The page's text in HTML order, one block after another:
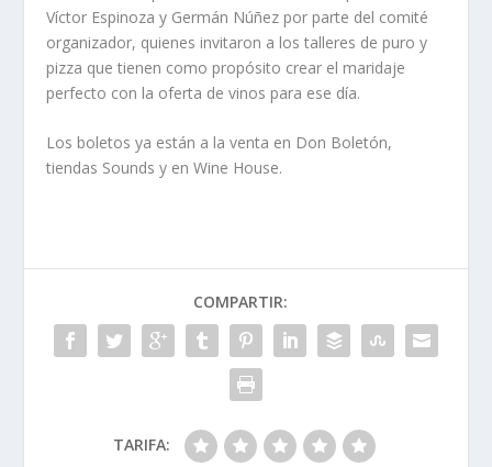
Víctor Espinoza y Germán Núñez por parte del comité
organizador, quienes invitaron a los talleres de puro y
pizza que tienen como propósito crear el maridaje
perfecto con la oferta de vinos para ese día.
Los boletos ya están a la venta en Don Boletón,
tiendas Sounds y en Wine House.
COMPARTIR:
TARIFA: